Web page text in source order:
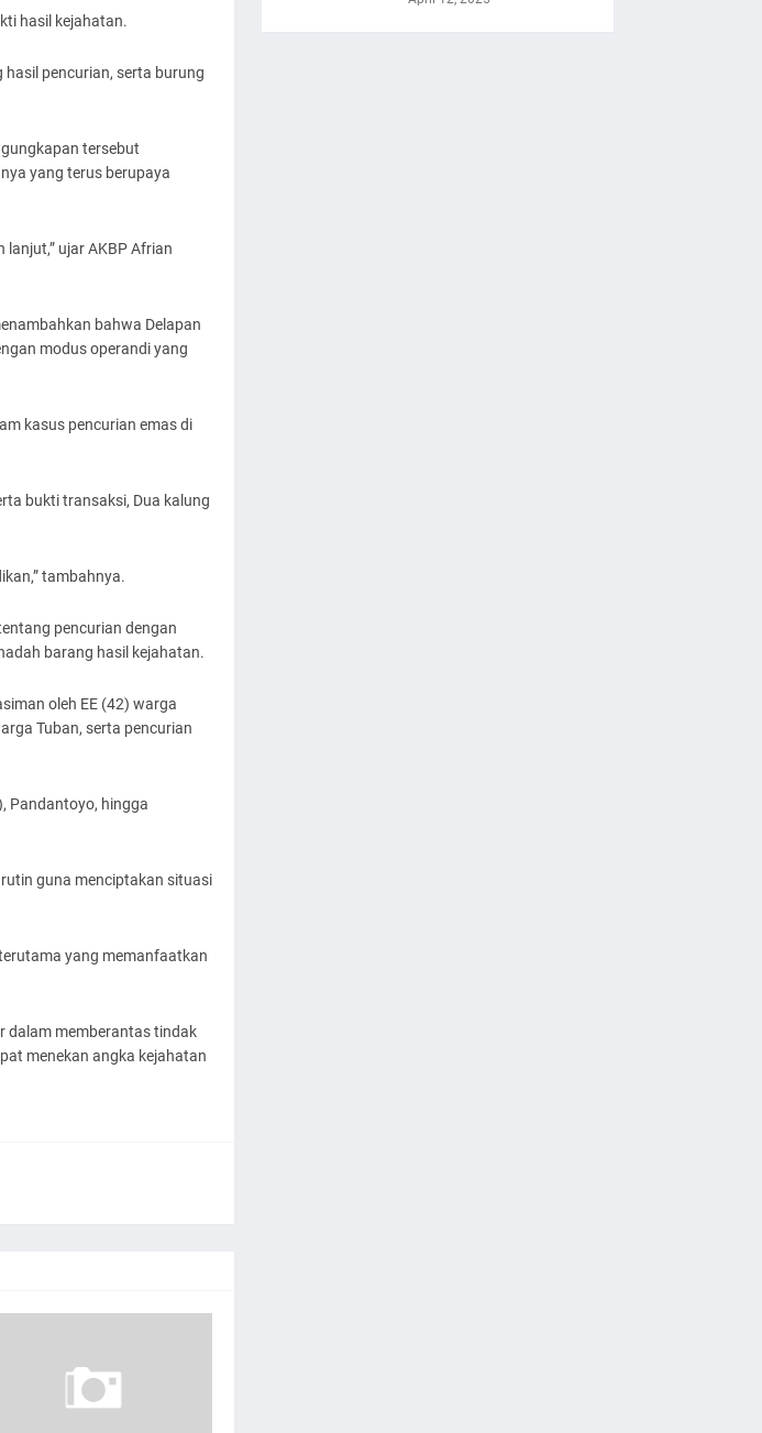
hasil kejahatan.
pencurian, serta burung
tersebut
yang terus berupaya
ujar AKBP Afrian
bahwa Delapan
modus operandi yang
kasus pencurian emas di
bukti transaksi, Dua kalung
tambahnya.
pencurian dengan
barang hasil kejahatan.
oleh EE (42) warga
Tuban, serta pencurian
Pandantoyo, hingga
guna menciptakan situasi
yang memanfaatkan
dalam memberantas tindak
menekan angka kejahatan